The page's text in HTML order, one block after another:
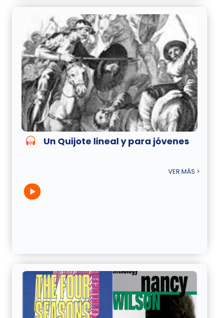
Un Quijote lineal y para jóvenes
VER MÁS >